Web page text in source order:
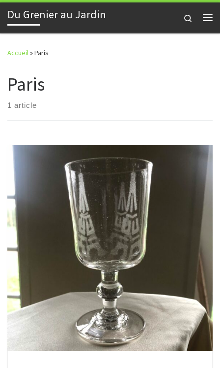
Skip to content
Du Grenier au Jardin
Search
Accueil»Paris
Paris
1 article